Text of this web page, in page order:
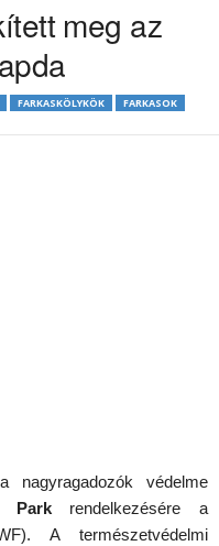
meg az
FARKASKÖLYKÖK
FARKASOK
védelme
Parkrendelkezésére a
A természetvédelmi